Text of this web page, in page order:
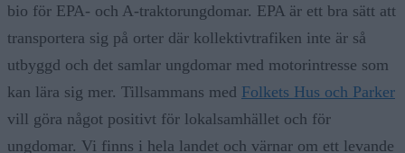
bio för EPA- och A-traktorungdomar. EPA är ett bra sätt att
transportera sig på orter där kollektivtrafiken inte är så
utbyggd och det samlar ungdomar med motorintresse som
kan lära sig mer. Tillsammans med Folkets Hus och Parker
vill göra något positivt för lokalsamhället och för
ungdomar. Vi finns i hela landet och värnar om ett levande